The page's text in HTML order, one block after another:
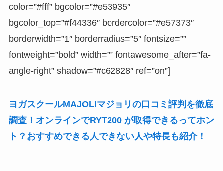
color=”#fff” bgcolor=”#e53935″
bgcolor_top=”#f44336″ bordercolor=”#e57373″
borderwidth=”1″ borderradius=”5″ fontsize=””
fontweight=”bold” width=”” fontawesome_after=”fa-
angle-right” shadow=”#c62828″ ref=”on”]
ヨガスクールMAJOLIマジョリの口コミ評判を徹底
調査！オンラインでRYT200 が取得できるってホン
ト？おすすめできる人できない人や特長も紹介！